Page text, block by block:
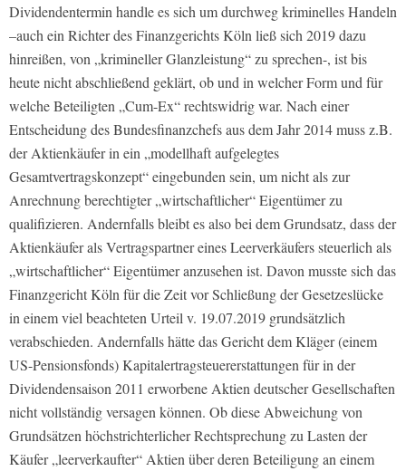
Dividendentermin handle es sich um durchweg kriminelles Handeln
–auch ein Richter des Finanzgerichts Köln ließ sich 2019 dazu
hinreißen, von „krimineller Glanzleistung“ zu sprechen-, ist bis
heute nicht abschließend geklärt, ob und in welcher Form und für
welche Beteiligten „Cum-Ex“ rechtswidrig war. Nach einer
Entscheidung des Bundesfinanzchefs aus dem Jahr 2014 muss z.B.
der Aktienkäufer in ein „modellhaft aufgelegtes
Gesamtvertragskonzept“ eingebunden sein, um nicht als zur
Anrechnung berechtigter „wirtschaftlicher“ Eigentümer zu
qualifizieren. Andernfalls bleibt es also bei dem Grundsatz, dass der
Aktienkäufer als Vertragspartner eines Leerverkäufers steuerlich als
„wirtschaftlicher“ Eigentümer anzusehen ist. Davon musste sich das
Finanzgericht Köln für die Zeit vor Schließung der Gesetzeslücke
in einem viel beachteten Urteil v. 19.07.2019 grundsätzlich
verabschieden. Andernfalls hätte das Gericht dem Kläger (einem
US-Pensionsfonds) Kapitalertragsteuererstattungen für in der
Dividendensaison 2011 erworbene Aktien deutscher Gesellschaften
nicht vollständig versagen können. Ob diese Abweichung von
Grundsätzen höchstrichterlicher Rechtsprechung zu Lasten der
Käufer „leerverkaufter“ Aktien über deren Beteiligung an einem